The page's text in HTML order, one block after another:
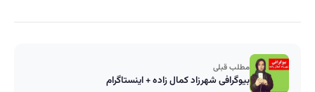
مطلب قبلی
بیوگرافی شهرزاد کمال زاده + اینستاگرام